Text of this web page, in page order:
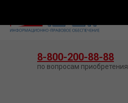
8-800-200-88-88
по вопросам приобретения